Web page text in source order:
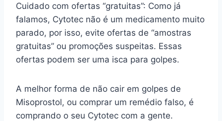
Cuidado com ofertas “gratuitas”: Como já
falamos, Cytotec não é um medicamento muito
parado, por isso, evite ofertas de “amostras
gratuitas” ou promoções suspeitas. Essas
ofertas podem ser uma isca para golpes.
A melhor forma de não cair em golpes de
Misoprostol, ou comprar um remédio falso, é
comprando o seu Cytotec com a gente.